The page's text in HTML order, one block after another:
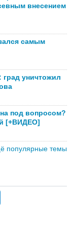
внесением
самым
уничтожил
под вопросом?
[+ВИДЕО]
популярные темы